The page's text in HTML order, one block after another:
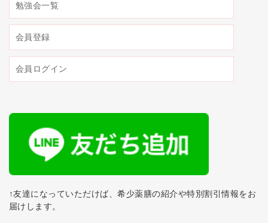
勉強会一覧
会員登録
会員ログイン
↑友達になっていただけば、希少薬膳の紹介や特別割引情報をお
届けします。